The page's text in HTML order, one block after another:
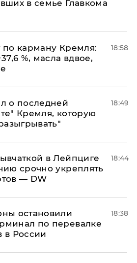
в семье Главкома
карману Кремля:
%, масла вдвое,
18:58
о последней
Кремля, которую
18:49
в Лейпциге
срочно укреплять
— DW
18:44
остановили
по перевалке
в России
18:38